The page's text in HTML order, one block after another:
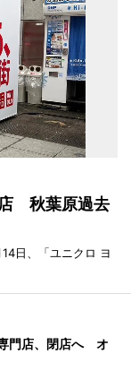
秋葉原過去
日、「ユニクロ ヨ
門店、閉店へ オ